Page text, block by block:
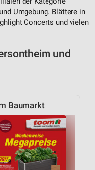
Umgebung. Blättere in
Concerts und vielen
und
Baumarkt